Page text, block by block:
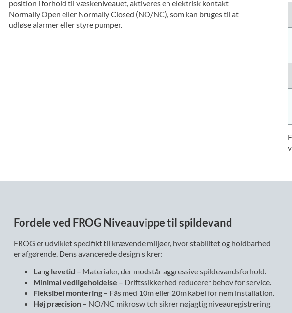
position i forhold til væskeniveauet, aktiveres en elektrisk kontakt
Normally Open eller Normally Closed (NO/NC), som kan bruges til at
udløse alarmer eller styre pumper.
Fordele ved FROG Niveauvippe til spildevand
FROG er udviklet specifikt til krævende miljøer, hvor stabilitet og holdbarhed
er afgørende. Dens avancerede design sikrer:
Lang levetid – Materialer, der modstår aggressive spildevandsforhold.
Minimal vedligeholdelse – Driftssikkerhed reducerer behov for service.
Fleksibel montering – Fås med 10m eller 20m kabel for nem installation.
Høj præcision – NO/NC mikroswitch sikrer nøjagtig niveauregistrering.